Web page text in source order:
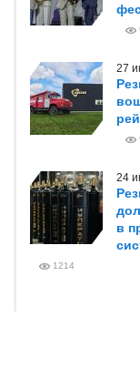
27
24
в
1214